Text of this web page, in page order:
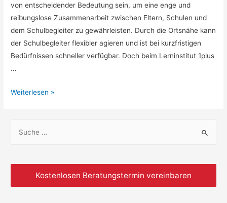
von entscheidender Bedeutung sein, um eine enge und
reibungslose Zusammenarbeit zwischen Eltern, Schulen und
dem Schulbegleiter zu gewährleisten. Durch die Ortsnähe kann
der Schulbegleiter flexibler agieren und ist bei kurzfristigen
Bedürfnissen schneller verfügbar. Doch beim Lerninstitut 1plus
…
Weiterlesen »
Kostenlosen Beratungstermin vereinbaren